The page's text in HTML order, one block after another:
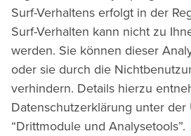
Surf-Verhaltens erfolgt in der
Surf-Verhalten kann nicht zu
werden. Sie können dieser
oder sie durch die
verhindern. Details hierzu
Datenschutzerklärung unter der
“Drittmodule und Analysetools”.